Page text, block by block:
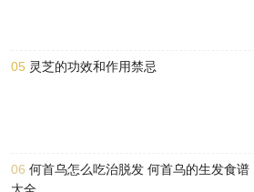
05 灵芝的功效和作用禁忌
06 何首乌怎么吃治脱发 何首乌的生发食谱